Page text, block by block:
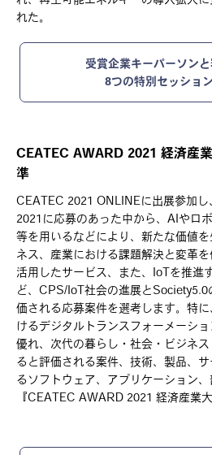
れた。
受賞企業キーパーソン
8つの特別セッショ
CEATEC AWARD 2021 経済産
準
CEATEC 2021 ONLINEに出展参加
2021に応募のあった中から、AIやロ
等を用いるなどにより、新たな価値
ネス、産業における課題解決と変革
活用したサービス、また、IoTを推進
ど、CPS/IoT社会の進展とSociety5.0
価される応募案件を選考します。特
けるデジタルトランスフォーメーシ
優れ、次代の暮らし・社会・ビジネ
ると評価される案件、技術、製品、
るソフトウェア、アプリケーション、
『CEATEC AWARD 2021 経済産業